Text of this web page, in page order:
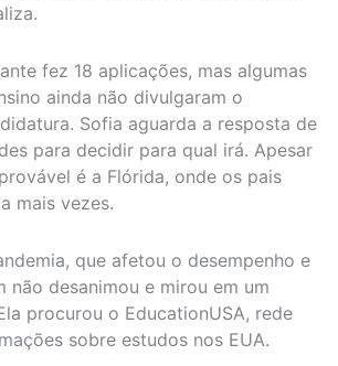
fez 18 aplicações, mas algumas
ainda não divulgaram o
Sofia aguarda a resposta de
para decidir para qual irá. Apesar
é a Flórida, onde os pais
mais vezes.
que afetou o desempenho e
não desanimou e mirou em um
procurou o EducationUSA, rede
sobre estudos nos EUA.